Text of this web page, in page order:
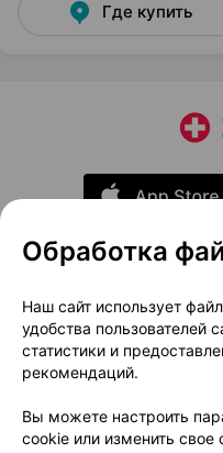
Где купить
О проекте
Размещение
Публичный
Способы оплаты
Обработка
Наш сайт использует
удобства пользователей
статистики и
рекомендаций.
Вы можете настроить
cookie или изменить свое